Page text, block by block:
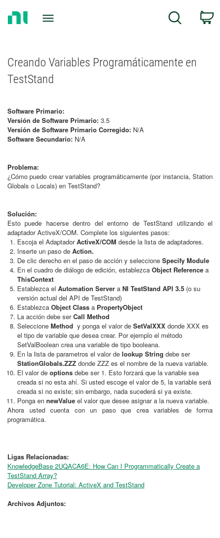
Search
Creando Variables Programáticamente en
TestStand
Software Primario:
Versión de Software Primario: 3.5
Versión de Software Primario Corregido: N/A
Software Secundario: N/A
Problema:
¿Cómo puedo crear variables programáticamente (por instancia, Station
Globals o Locals) en TestStand?
Solución:
Esto puede hacerse dentro del entorno de TestStand utilizando el
adaptador ActiveX/COM. Complete los siguientes pasos:
Escoja el AdaptadorActiveX/COM desde la lista de adaptadores.
Inserte un paso de Action.
De clic derecho en el paso de acción y seleccione Specify Module
En el cuadro de diálogo de edición, establezca Object Reference a
ThisContext
Establezca el Automation Server a NI TestStand API 3.5 (o su
versión actual del API de TestStand)
Establezca Object Class a PropertyObject
La acción debe serCall Method
Seleccione Method y ponga el valor de SetValXXX donde XXX es
el tipo de variable que desea crear. Por ejemplo el método
SetValBoolean crea una variable de tipo booleana.
En la lista de parametros el valor de lookup String debe ser
StationGlobals.ZZZ donde ZZZ es el nombre de la nueva variable.
El valor de options debe ser 1. Esto forzará que la variable sea
creada si no esta ahí. Si usted escoge el valor de 5, la variable será
creada si no existe; sin embargo, nada sucederá si ya existe.
Ponga en newValue el valor que desee asignar a la nueva variable.
Ahora usted cuenta con un paso que crea variables de forma
programática.
Ligas Relacionadas:
KnowledgeBase 2UQACA6E: How Can I Programmatically Create a
TestStand Array?
Developer Zone Tutorial: ActiveX and TestStand
Archivos Adjuntos: